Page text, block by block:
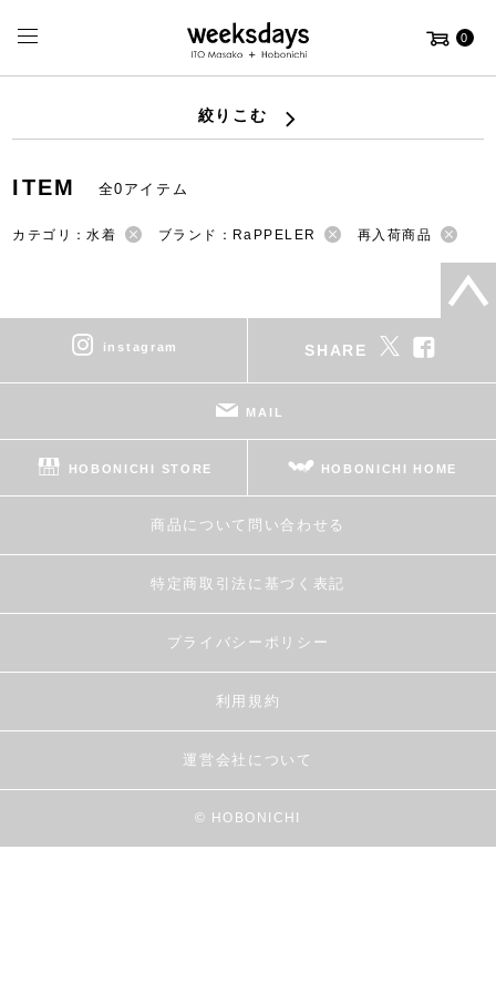
0
絞りこむ
ITEM 全0アイテム
カテゴリ：水着 ブランド：RaPPELER 再入荷商品
instagram SHARE
MAIL
HOBONICHI STORE HOBONICHI HOME
商品について問い合わせる
特定商取引法に基づく表記
プライバシーポリシー
利用規約
運営会社について
© HOBONICHI